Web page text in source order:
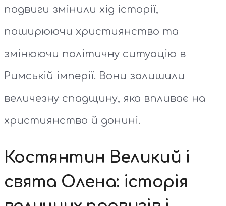
подвиги змінили хід історії,
поширюючи християнство та
змінюючи політичну ситуацію в
Римській імперії. Вони залишили
величезну спадщину, яка впливає на
християнство й донині.
Костянтин Великий і
свята Олена: історія